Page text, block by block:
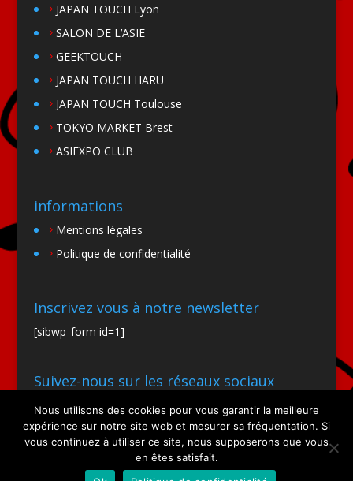
JAPAN TOUCH Lyon
SALON DE L’ASIE
GEEKTOUCH
JAPAN TOUCH HARU
JAPAN TOUCH Toulouse
TOKYO MARKET Brest
ASIEXPO CLUB
informations
Mentions légales
Politique de confidentialité
Inscrivez vous à notre newsletter
[sibwp_form id=1]
Suivez-nous sur les réseaux sociaux
Nous utilisons des cookies pour vous garantir la meilleure
expérience sur notre site web et mesurer sa fréquentation. Si
vous continuez à utiliser ce site, nous supposerons que vous
en êtes satisfait.